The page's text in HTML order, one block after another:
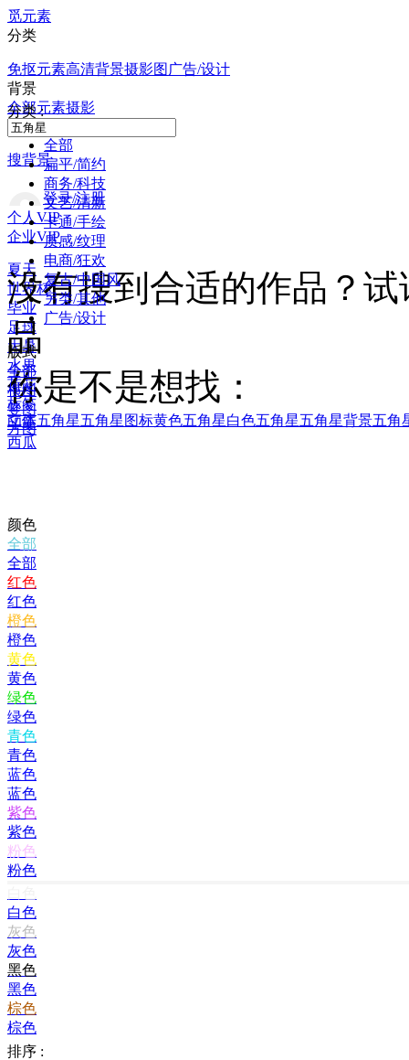
觅元素
分类
免抠元素高清背景摄影图 广告/设计
背景
全部元素摄影
搜背景
登录/注册
个人VIP
企业VIP
夏天
世界杯
毕业
足球
大暑
水果
荷花
标签
印章
西瓜
分类 :
全部
扁平/简约
商务/科技
文艺/清新
卡通/手绘
质感/纹理
电商/狂欢
复古/中国风
另类/其他
广告/设计
版式
全部
横图
竖图
方图
颜色
全部
全部
红色
红色
橙色
橙色
黄色
黄色
绿色
绿色
青色
青色
蓝色
蓝色
紫色
紫色
粉色
粉色
白色
灰色
灰色
黑色
黑色
棕色
棕色
排序 :
没有搜到合适的作品？
品
你是不是想找：
立体五角星五角星图标黄色五角星白色五角星五角星背景五角